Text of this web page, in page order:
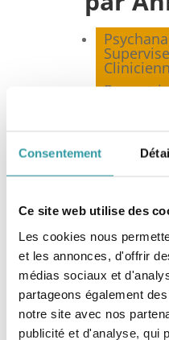
Consentement
Ce site web utilise des
Les cookies nous
et les annonces, d'offrir
médias sociaux et
partageons également
notre site avec nos
publicité et d'analyse, qui
(FNP)*,
Membre
des
(SNSC),
Membre
Clinique